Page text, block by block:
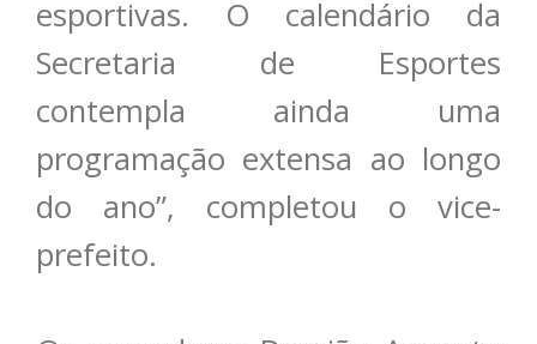
esportivas. O calendário da
Secretaria de Esportes
contempla ainda uma
programação extensa ao longo
do ano”, completou o vice-
prefeito.